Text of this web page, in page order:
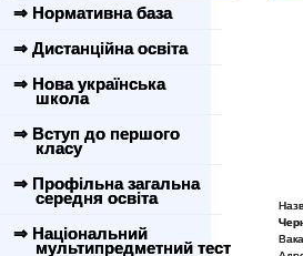
⇒ Нормативна база
⇒ Дистанційна освіта
⇒ Нова українська
школа
⇒ Вступ до першого
класу
⇒ Профільна загальна
середня освіта
⇒ Національний
мультипредметний тест